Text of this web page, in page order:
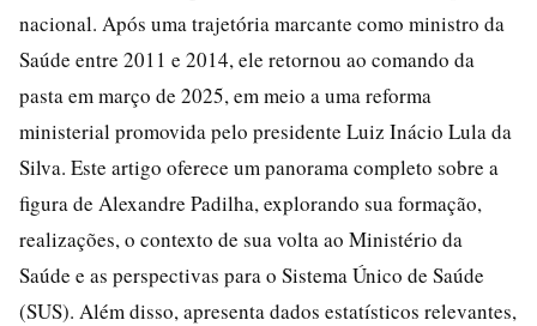
nacional. Após uma trajetória marcante como ministro da
Saúde entre 2011 e 2014, ele retornou ao comando da
pasta em março de 2025, em meio a uma reforma
ministerial promovida pelo presidente Luiz Inácio Lula da
Silva. Este artigo oferece um panorama completo sobre a
figura de Alexandre Padilha, explorando sua formação,
realizações, o contexto de sua volta ao Ministério da
Saúde e as perspectivas para o Sistema Único de Saúde
(SUS). Além disso, apresenta dados estatísticos relevantes,